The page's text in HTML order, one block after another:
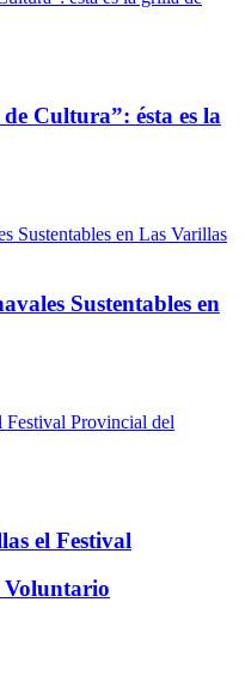
Cultura”: ésta es la
Sustentables en
el Festival
Voluntario